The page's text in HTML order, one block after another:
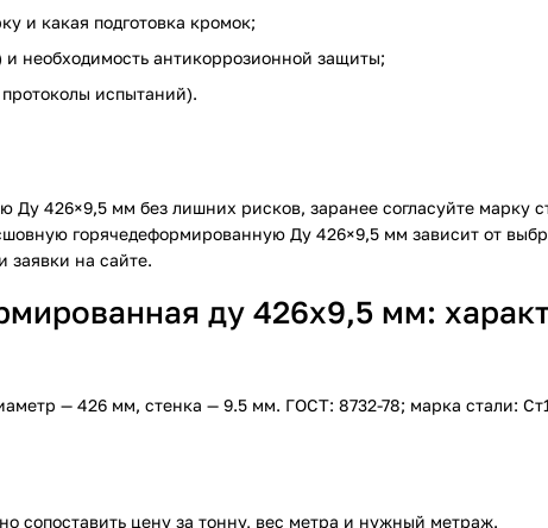
и какая подготовка кромок;
и необходимость антикоррозионной защиты;
испытаний).
426×9,5 мм без лишних рисков, заранее согласуйте марку
горячедеформированную Ду 426×9,5 мм зависит от
заявки на сайте.
ду 426х9,5 мм:
— 426 мм, стенка — 9.5 мм. ГОСТ: 8732-78; марка стали:
сопоставить цену за тонну, вес метра и нужный метраж.